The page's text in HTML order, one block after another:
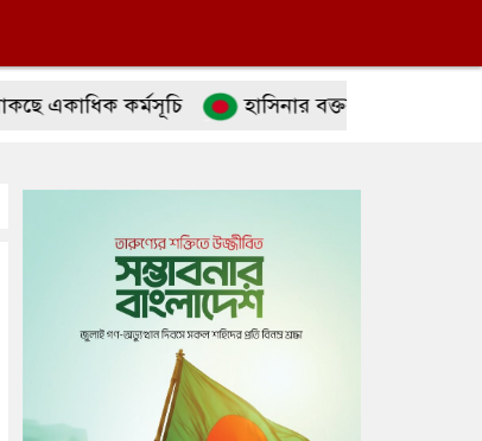
কর্মসূচি হাসিনার বক্তব্য ‘সমর্থন করে না’